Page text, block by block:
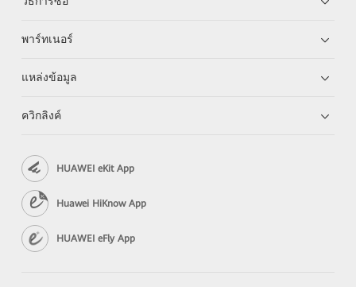
พาร์ทเนอร์
แหล่งข้อมูล
ควิกลิงค์
HUAWEI eKit App
Huawei HiKnow App
HUAWEI eFly App